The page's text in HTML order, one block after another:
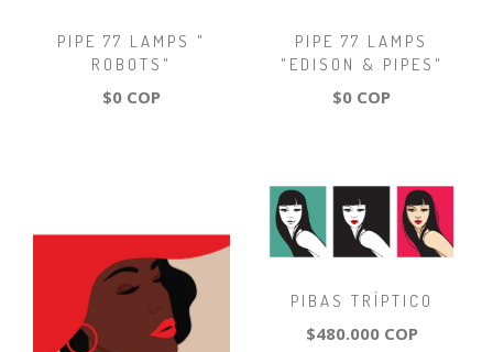
PIPE 77 LAMPS "
ROBOTS"
$0 COP
PIPE 77 LAMPS
"EDISON & PIPES"
$0 COP
PIBAS TRÍPTICO
$480.000 COP